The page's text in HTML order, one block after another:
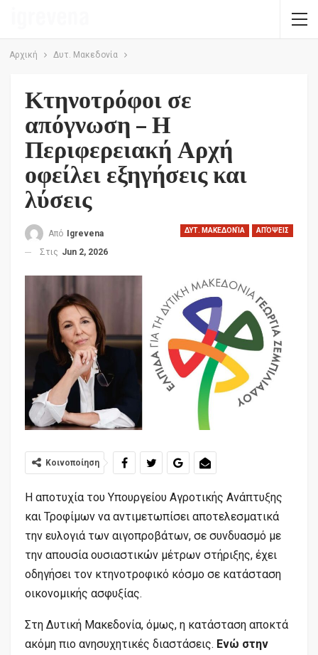
Αρχική Δυτ. Μακεδονία
Κτηνοτρόφοι σε
απόγνωση – Η
Περιφερειακή Αρχή
οφείλει εξηγήσεις και
λύσεις
ΔΥΤ. ΜΑΚΕΔΟΝΊΑ ΑΠΌΨΕΙΣ
Από Igrevena
Στις Jun 2, 2026
Κοινοποίηση
Η αποτυχία του Υπουργείου Αγροτικής Ανάπτυξης
και Τροφίμων να αντιμετωπίσει αποτελεσματικά
την ευλογιά των αιγοπροβάτων, σε συνδυασμό με
την απουσία ουσιαστικών μέτρων στήριξης, έχει
οδηγήσει τον κτηνοτροφικό κόσμο σε κατάσταση
οικονομικής ασφυξίας.
Στη Δυτική Μακεδονία, όμως, η κατάσταση αποκτά
ακόμη πιο ανησυχητικές διαστάσεις. Ενώ στην